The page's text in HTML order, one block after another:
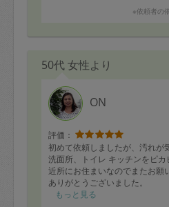
かわりして食べました。人参
になくなりました！他のお料理
水回りのお掃除もいつも丁寧に
また次回もよろしくお願い致し
※依頼者の
50代 女性より
ON
評価：
初めて依頼しましたが、汚れが
洗面所、トイレ キッチンをピカ
近所にお住まいなのでまたお願
ありがとうございました。
もっと見る